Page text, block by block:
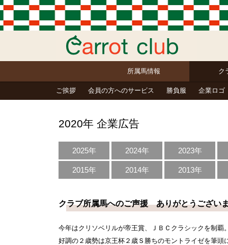
所属馬情報 ク
ご挨拶 会員の方へのサービス 勝負服 企業ロゴ
2020年 企業広告
2025年 2024年 2023年
2015年 2014年 2013年
クラブ所属馬へのご声援 ありがとうござい
今年はクリソベリルが帝王賞、ＪＢＣクラシックを制覇
好調の２歳勢は京王杯２歳Ｓ勝ちのモントライゼを筆